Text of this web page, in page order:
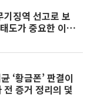
징역 선고로 보
도가 중요한 이
‘황금폰’ 판결이
증거 정리의 덫